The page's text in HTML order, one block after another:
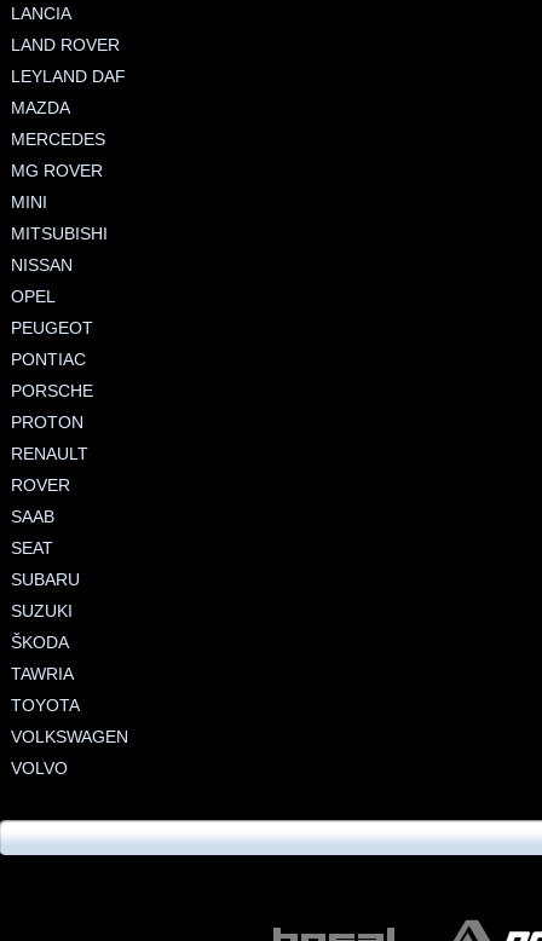
LANCIA
LAND ROVER
LEYLAND DAF
MAZDA
MERCEDES
MG ROVER
MINI
MITSUBISHI
NISSAN
OPEL
PEUGEOT
PONTIAC
PORSCHE
PROTON
RENAULT
ROVER
SAAB
SEAT
SUBARU
SUZUKI
ŠKODA
TAWRIA
TOYOTA
VOLKSWAGEN
VOLVO